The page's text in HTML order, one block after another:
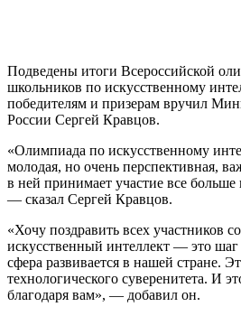
Подведены итоги Всероссийской
школьников по искусственному
победителям и призерам вручил
России Сергей Кравцов.
«Олимпиада по искусственному
молодая, но очень перспективная,
в ней принимает участие все
— сказал Сергей Кравцов.
«Хочу поздравить всех участников
искусственный интеллект — это шаг
сфера развивается в нашей стране.
технологического суверенитета. И
благодаря вам», — добавил он.